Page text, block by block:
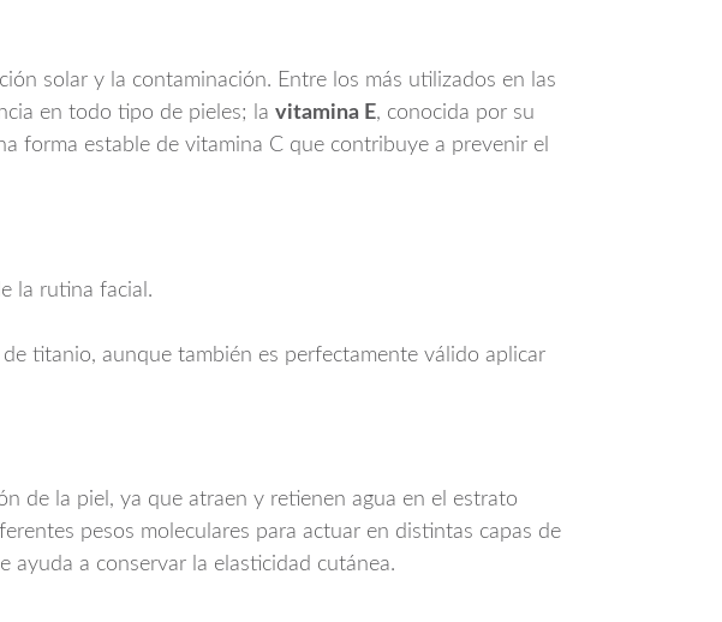
solar y la contaminación. Entre los más utilizados en las
en todo tipo de pieles; la vitamina E, conocida por su
forma estable de vitamina C que contribuye a prevenir el
la rutina facial.
titanio, aunque también es perfectamente válido aplicar
de la piel, ya que atraen y retienen agua en el estrato
pesos moleculares para actuar en distintas capas de
a conservar la elasticidad cutánea.